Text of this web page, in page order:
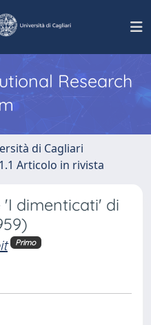
Research
di Cagliari
1.1 Articolo in rivista
dimenticati' di
Primo